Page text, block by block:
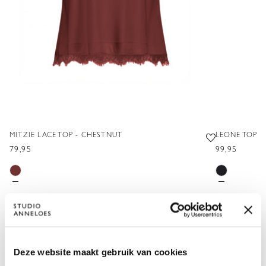
Deze website maakt gebruik van cookies
MITZIE LACE TOP - CHESTNUT
79,95
VOEG TOE
LEONE TOP -
99,95